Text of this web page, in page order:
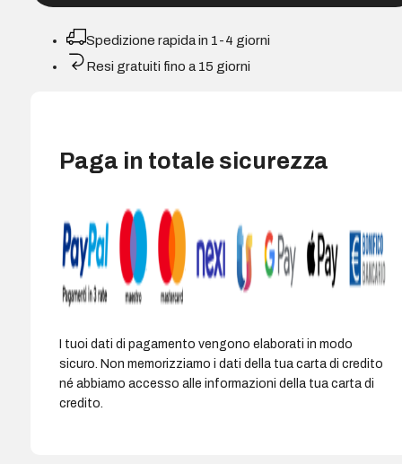
CE401A/CE251A
Sostituisce
Spedizione rapida in 1-4 giorni
Resi gratuiti fino a 15 giorni
Paga in totale sicurezza
I tuoi dati di pagamento vengono elaborati in modo
sicuro. Non memorizziamo i dati della tua carta di credito
né abbiamo accesso alle informazioni della tua carta di
credito.